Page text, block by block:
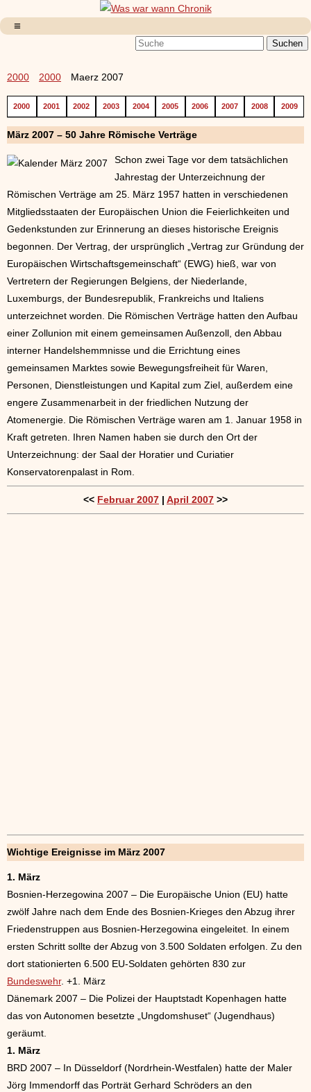
2000 2000 Maerz 2007
2000 2001 2002 2003 2004 2005 2006 2007 2008 2009
März 2007 – 50 Jahre Römische Verträge
Schon zwei Tage vor dem tatsächlichen
Jahrestag der Unterzeichnung der
Römischen Verträge am 25. März 1957 hatten in verschiedenen
Mitgliedsstaaten der Europäischen Union die Feierlichkeiten und
Gedenkstunden zur Erinnerung an dieses historische Ereignis
begonnen. Der Vertrag, der ursprünglich „Vertrag zur Gründung der
Europäischen Wirtschaftsgemeinschaft“ (EWG) hieß, war von
Vertretern der Regierungen Belgiens, der Niederlande,
Luxemburgs, der Bundesrepublik, Frankreichs und Italiens
unterzeichnet worden. Die Römischen Verträge hatten den Aufbau
einer Zollunion mit einem gemeinsamen Außenzoll, den Abbau
interner Handelshemmnisse und die Errichtung eines
gemeinsamen Marktes sowie Bewegungsfreiheit für Waren,
Personen, Dienstleistungen und Kapital zum Ziel, außerdem eine
engere Zusammenarbeit in der friedlichen Nutzung der
Atomenergie. Die Römischen Verträge waren am 1. Januar 1958 in
Kraft getreten. Ihren Namen haben sie durch den Ort der
Unterzeichnung: der Saal der Horatier und Curiatier
Konservatorenpalast in Rom.
<< Februar 2007 | April 2007 >>
Wichtige Ereignisse im März 2007
1. März
Bosnien-Herzegowina 2007 – Die Europäische Union (EU) hatte
zwölf Jahre nach dem Ende des Bosnien-Krieges den Abzug ihrer
Friedenstruppen aus Bosnien-Herzegowina eingeleitet. In einem
ersten Schritt sollte der Abzug von 3.500 Soldaten erfolgen. Zu den
dort stationierten 6.500 EU-Soldaten gehörten 830 zur
Bundeswehr. +1. März
Dänemark 2007 – Die Polizei der Hauptstadt Kopenhagen hatte
das von Autonomen besetzte „Ungdomshuset“ (Jugendhaus)
geräumt.
1. März
BRD 2007 – In Düsseldorf (Nordrhein-Westfalen) hatte der Maler
Jörg Immendorff das Porträt Gerhard Schröders an den